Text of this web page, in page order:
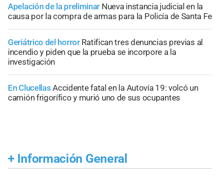
Apelación de la preliminar Nueva instancia judicial en la
causa por la compra de armas para la Policía de Santa Fe
Geriátrico del horror Ratifican tres denuncias previas al
incendio y piden que la prueba se incorpore a la
investigación
En Clucellas Accidente fatal en la Autovía 19: volcó un
camión frigorífico y murió uno de sus ocupantes
+ Información General